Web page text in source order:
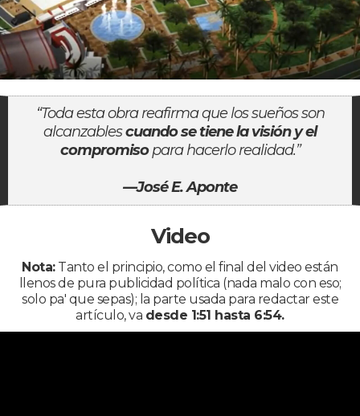
“Toda esta obra reafirma que los sueños son
alcanzablescuando se tiene la visión y el
compromisopara hacerlo realidad.”
—José E. Aponte
Video
Nota:Tanto el principio, como el final del video están
llenos de pura publicidad política (nada malo con eso;
solo pa' que sepas); la parte usada para redactar este
artículo, va desde 1:51 hasta 6:54.